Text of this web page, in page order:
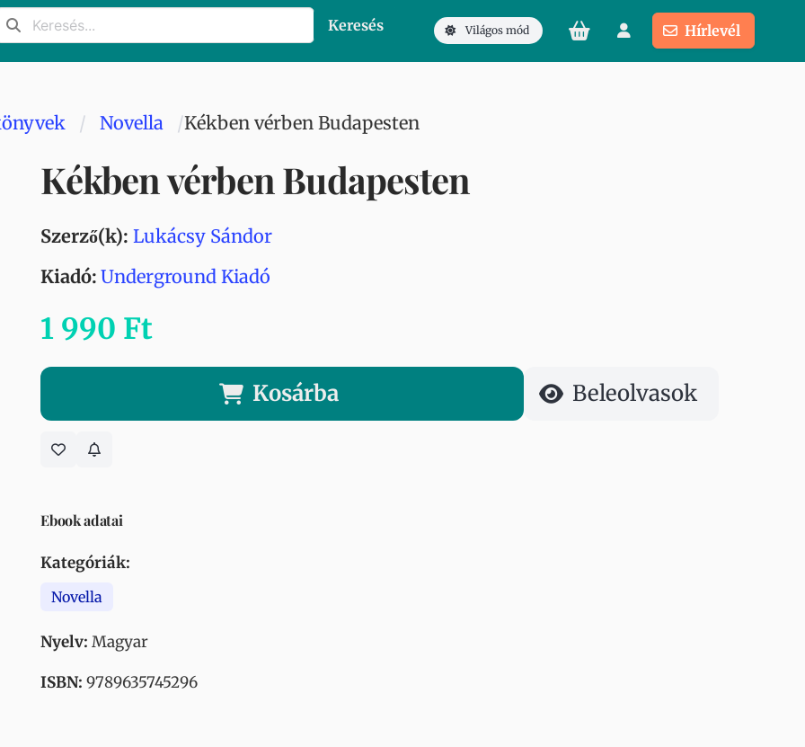
Keresés Világos mód Hírlevél
Novella Kékben vérben Budapesten
Kékben vérben Budapesten
Szerző(k): Lukácsy Sándor
Kiadó: Underground Kiadó
1 990 Ft
Kosárba Beleolvasok
Ebook adatai
Kategóriák:
Novella
Nyelv: Magyar
ISBN: 9789635745296